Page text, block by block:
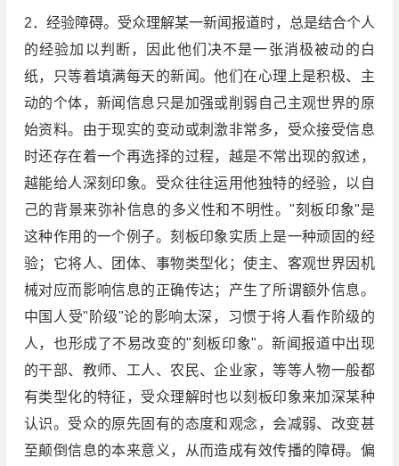
2．经验障碍。受众理解某一新闻报道时，总是结合个人
的经验加以判断，因此他们决不是一张消极被动的白
纸，只等着填满每天的新闻。他们在心理上是积极、主
动的个体，新闻信息只是加强或削弱自己主观世界的原
始资料。由于现实的变动或刺激非常多，受众接受信息
时还存在着一个再选择的过程，越是不常出现的叙述，
越能给人深刻印象。受众往往运用他独特的经验，以自
己的背景来弥补信息的多义性和不明性。"刻板印象"是
这种作用的一个例子。刻板印象实质上是一种顽固的经
验；它将人、团体、事物类型化；使主、客观世界因机
械对应而影响信息的正确传达；产生了所谓额外信息。
中国人受"阶级"论的影响太深，习惯于将人看作阶级的
人，也形成了不易改变的"刻板印象"。新闻报道中出现
的干部、教师、工人、农民、企业家，等等人物一般都
有类型化的特征，受众理解时也以刻板印象来加深某种
认识。受众的原先固有的态度和观念，会减弱、改变甚
至颠倒信息的本来意义，从而造成有效传播的障碍。偏